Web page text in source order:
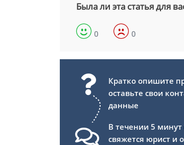
Была ли эта статья для
0 0
Кратко опишите
оставьте свои
данные
В течении 5 минут
свяжется юрист и